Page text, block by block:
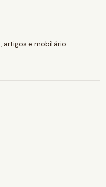
artigos e mobiliário